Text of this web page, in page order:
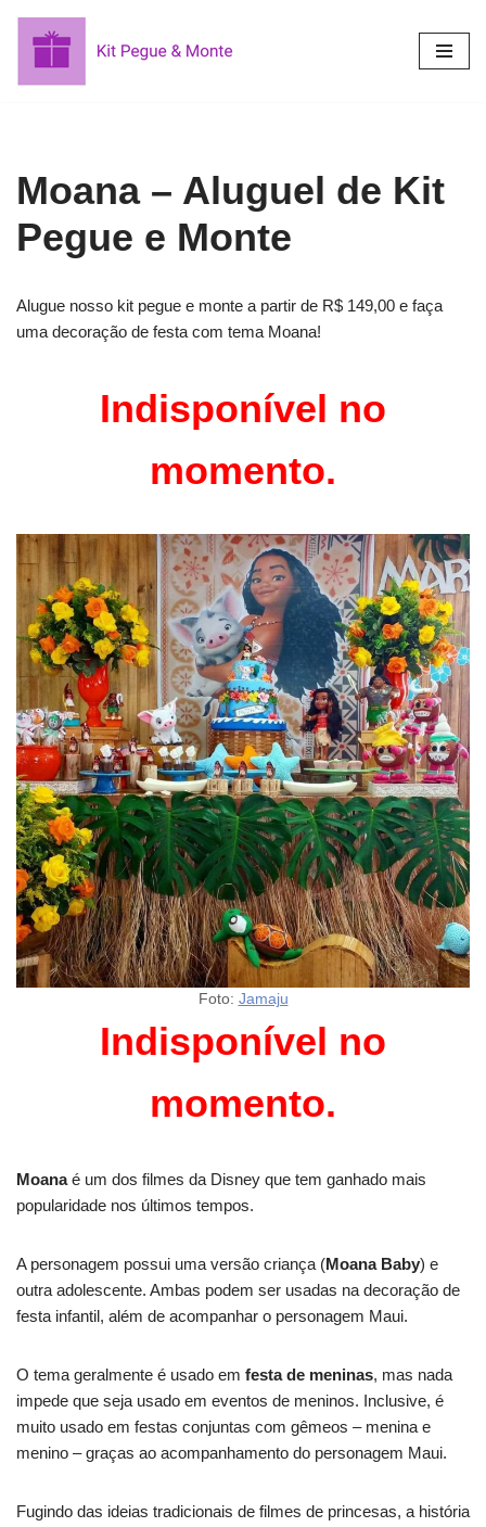
para
Moana – Aluguel de Kit
Pegue e Monte
Alugue nosso kit pegue e monte a partir de R$ 149,00 e faça
uma decoração de festa com tema Moana!
Indisponível no
momento.
Foto: Jamaju
Indisponível no
momento.
Moanaé um dos filmes da Disney que tem ganhado mais
popularidade nos últimos tempos.
A personagem possui uma versão criança (Moana Baby) e
outra adolescente. Ambas podem ser usadas na decoração de
festa infantil, além de acompanhar o personagem Maui.
O tema geralmente é usado em festa de meninas, mas nada
impede que seja usado em eventos de meninos. Inclusive, é
muito usado em festas conjuntas com gêmeos – menina e
menino – graças ao acompanhamento do personagem Maui.
Fugindo das ideias tradicionais de filmes de princesas, a história